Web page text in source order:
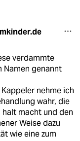
verdammte
Namen genannt
nehme ich
wahr, die
macht und den
Weise dazu
wie eine zum